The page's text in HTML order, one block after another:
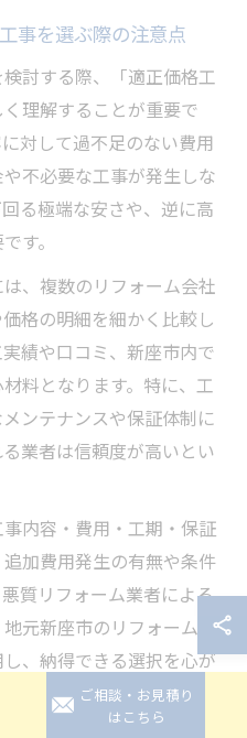
事を選ぶ際の注意点
討する際、「適正価格工
理解することが重要で
対して過不足のない費用
不必要な工事が発生しな
る極端な安さや、逆に高
す。
、複数のリフォーム会社
格の明細を細かく比較し
績や口コミ、新座市内で
料となります。特に、工
ンテナンスや保証体制に
業者は信頼度が高いとい
内容・費用・工期・保証
加費用発生の有無や条件
質リフォーム業者による
元新座市のリフォーム会
、納得できる選択を心が
ご相談・お見積り
はこちら